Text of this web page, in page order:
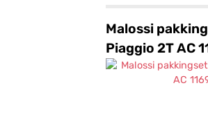
Malossi
Piaggio 2T AC